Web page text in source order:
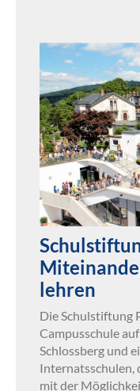
lehren
Die Schulstiftung
Campusschule
Schlossberg und
Internatsschulen,
mit der